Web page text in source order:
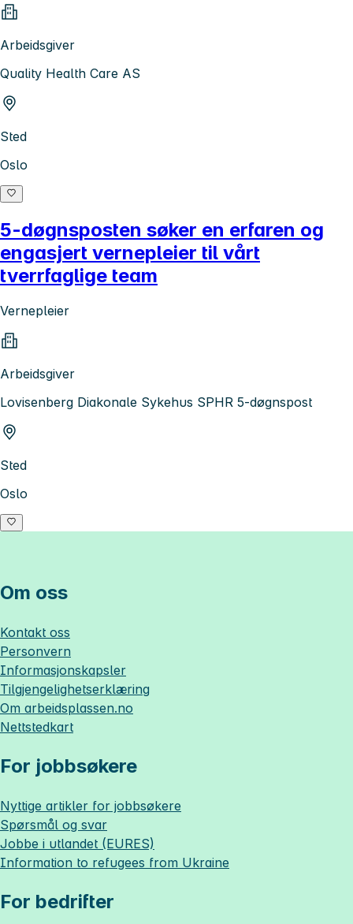
Arbeidsgiver
Quality Health Care AS
Sted
Oslo
5-døgnsposten søker en erfaren og
engasjert vernepleier til vårt
tverrfaglige team
Vernepleier
Arbeidsgiver
Lovisenberg Diakonale Sykehus SPHR 5-døgnspost
Sted
Oslo
Om oss
Kontakt oss
Personvern
Informasjonskapsler
Tilgjengelighetserklæring
Om arbeidsplassen.no
Nettstedkart
For jobbsøkere
Nyttige artikler for jobbsøkere
Spørsmål og svar
Jobbe i utlandet (EURES)
Information to refugees from Ukraine
For bedrifter